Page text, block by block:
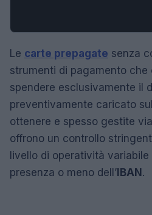
Le carte prepagate senza
strumenti di pagamento che
spendere esclusivamente il
preventivamente caricato
ottenere e spesso gestite
offrono un controllo
livello di operatività
presenza o meno dell’ IBAN .